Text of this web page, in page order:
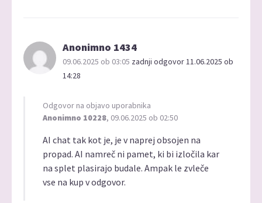
Anonimno 1434
09.06.2025 ob 03:05 zadnji odgovor 11.06.2025 ob
14:28
Odgovor na objavo uporabnika
Anonimno 10228, 09.06.2025 ob 02:50
AI chat tak kot je, je v naprej obsojen na
propad. AI namreč ni pamet, ki bi izločila kar
na splet plasirajo budale. Ampak le zvleče
vse na kup v odgovor.